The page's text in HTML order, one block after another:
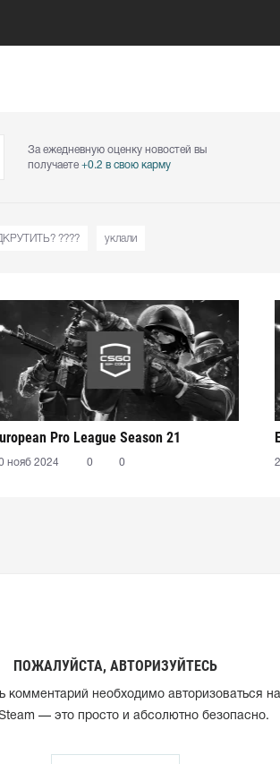
За ежедневную оценку новостей вы
получаете +0.2 в свою карму
???? уклали
Pro League Season 21
нояб 2024 0 0
ПОЖАЛУЙСТА, АВТОРИЗУЙТЕСЬ
комментарий необходимо авторизоваться
— это просто и абсолютно безопасно.